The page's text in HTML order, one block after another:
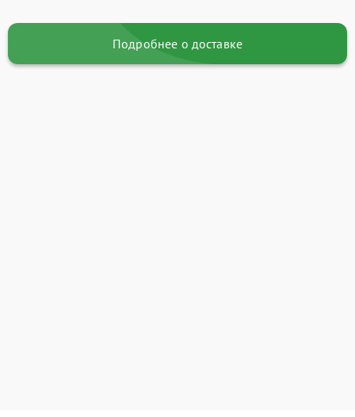
Подробнее о доставке